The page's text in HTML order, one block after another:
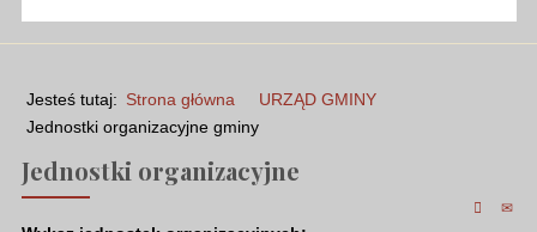
Jesteś tutaj: Strona główna
URZĄD GMINY
Jednostki organizacyjne gminy
Jednostki organizacyjne